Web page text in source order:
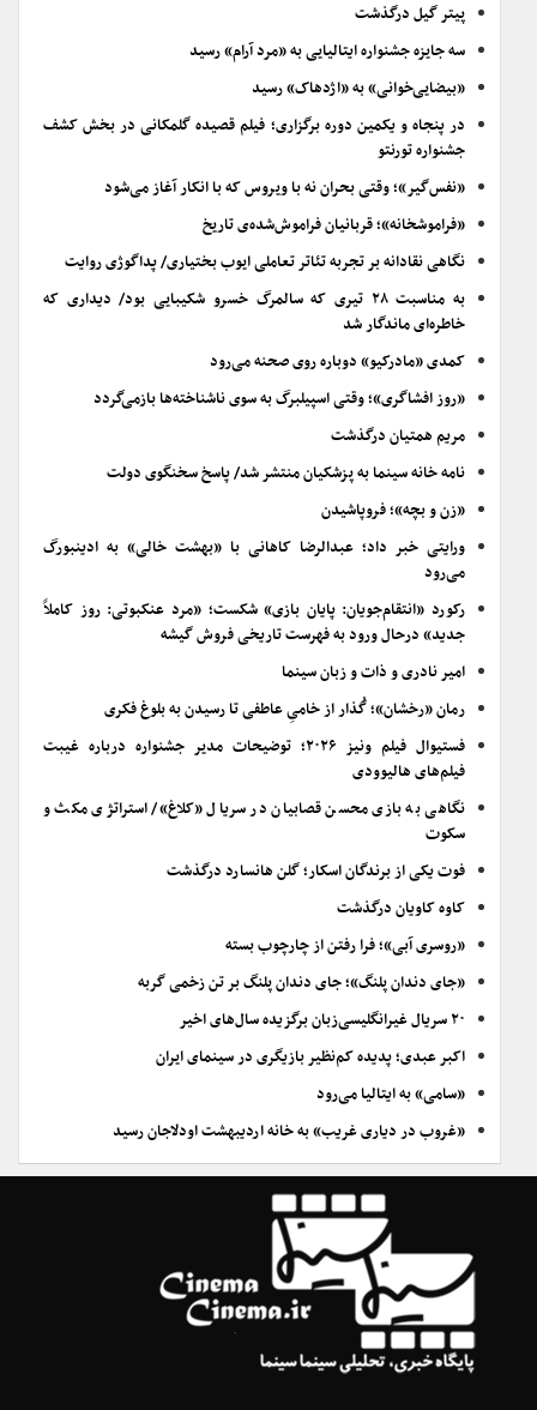
پیتر گیل درگذشت
سه جایزه جشنواره ایتالیایی به «مرد آرام» رسید
«بیضایی‌خوانی» به «اژدهاک» رسید
در پنجاه و یکمین دوره برگزاری؛ فیلم قصیده گلمکانی در بخش کشف
جشنواره تورنتو
«نفس‌گیر»؛ وقتی بحران نه با ویروس که با انکار آغاز می‌شود
«فراموشخانه»؛ قربانیان فراموش‌شده‌ی تاریخ
نگاهی نقادانه بر تجربه تئاتر تعاملی ایوب بختیاری/ پداگوژی روایت
به مناسبت ۲۸ تیری که سالمرگ خسرو شکیبایی بود/ دیداری که
خاطره‌ای ماندگار شد
کمدی «مادرکیو» دوباره روی صحنه می‌رود
«روز افشاگری»؛ وقتی اسپیلبرگ به سوی ناشناخته‌ها بازمی‌گردد
مریم همتیان درگذشت
نامه خانه سینما به پزشکیان منتشر شد/ پاسخ سخنگوی دولت
«زن و بچه»؛ فروپاشیدن
ورایتی خبر داد؛ عبدالرضا کاهانی با «بهشت خالی» به ادینبورگ
می‌رود
رکورد «انتقام‌جویان: پایان بازی» شکست؛ «مرد عنکبوتی: روز کاملاً
جدید» درحال ورود به فهرست تاریخی فروش گیشه
امیر نادری و ذات و زبان سینما
رمان «رخشان»؛ گُذار از خامیِ عاطفی تا رسیدن به بلوغ فکری
فستیوال فیلم ونیز ۲۰۲۶؛ توضیحات مدیر جشنواره درباره غیبت
فیلم‌های هالیوودی
نگاهی به بازی محسن قصابیان در سریال «کلاغ»/ استراتژی مکث و
سکوت
فوت یکی از برندگان اسکار؛ گلن هانسارد درگذشت
کاوه کاویان درگذشت
«روسری آبی»؛ فرا رفتن از چارچوب بسته
«جای دندان پلنگ»؛ جای دندان پلنگ بر تن زخمی گربه
۲۰ سریال غیرانگلیسی‌زبان برگزیده سال‌های اخیر
اکبر عبدی؛ پدیده کم‌نظیر بازیگری در سینمای ایران
«سامی» به ایتالیا می‌رود
«غروب در دیاری غریب» به خانه اردیبهشت اودلاجان رسید